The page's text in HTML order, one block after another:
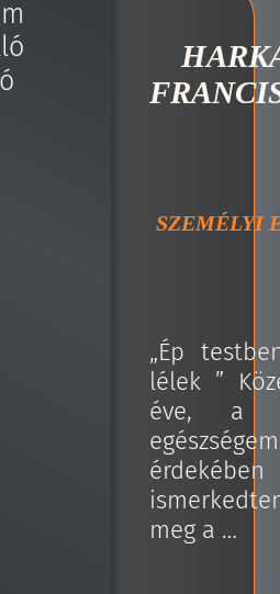
SZEMÉLYI
„Ép
lélek ”
éve, a
egészségem
érdekében
meg a …